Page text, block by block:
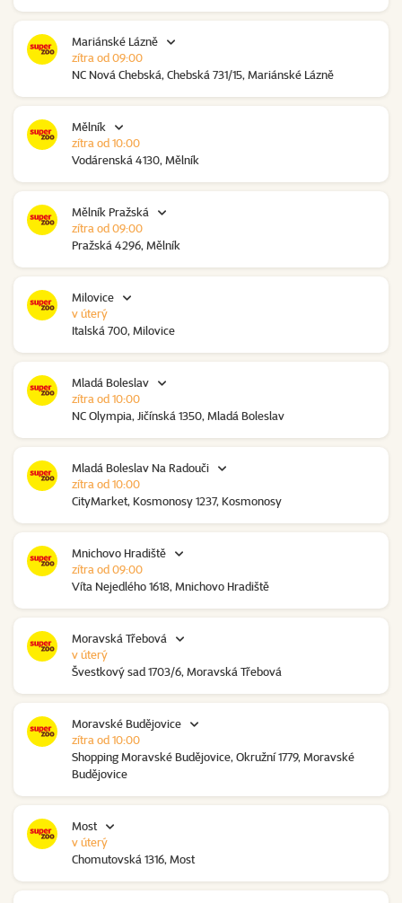
Mariánské Lázně
NC Nová Chebská, Chebská 731/15, Mariánské Lázně
zítra od 09:00
Mělník
Vodárenská 4130, Mělník
zítra od 10:00
Mělník Pražská
Pražská 4296, Mělník
zítra od 09:00
Milovice
Italská 700, Milovice
v úterý
Mladá Boleslav
NC Olympia, Jičínská 1350, Mladá Boleslav
zítra od 10:00
Mladá Boleslav Na Radouči
CityMarket, Kosmonosy 1237, Kosmonosy
zítra od 10:00
Mnichovo Hradiště
Víta Nejedlého 1618, Mnichovo Hradiště
zítra od 09:00
Moravská Třebová
Švestkový sad 1703/6, Moravská Třebová
v úterý
Moravské Budějovice
Shopping Moravské Budějovice, Okružní 1779, Moravské
Budějovice
zítra od 10:00
Most
Chomutovská 1316, Most
v úterý